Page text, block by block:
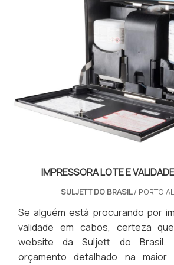
IMPRESSORA LOTE E
SULJETT DO BRASIL/ PORTO
Se alguém está procurando por
validade em cabos, certeza
website da Suljett do Brasil.
orçamento detalhado na maior